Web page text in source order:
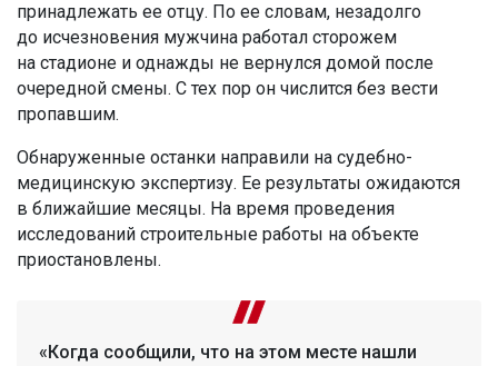
принадлежать ее отцу. По ее словам, незадолго
до исчезновения мужчина работал сторожем
на стадионе и однажды не вернулся домой после
очередной смены. С тех пор он числится без вести
пропавшим.
Обнаруженные останки направили на судебно-
медицинскую экспертизу. Ее результаты ожидаются
в ближайшие месяцы. На время проведения
исследований строительные работы на объекте
приостановлены.
«Когда сообщили, что на этом месте нашли